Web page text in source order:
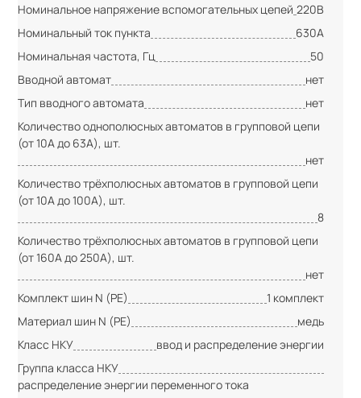
Номинальное напряжение вспомогательных цепей 220В
Номинальный ток пункта
630А
Номинальная частота, Гц
50
Вводной автомат
нет
Тип вводного автомата
нет
Количество однополюсных автоматов в групповой цепи
(от 10А до 63А), шт.
нет
Количество трёхполюсных автоматов в групповой цепи
(от 10А до 100А), шт.
8
Количество трёхполюсных автоматов в групповой цепи
(от 160А до 250А), шт.
нет
Комплект шин N (PE)
1 комплект
Материал шин N (PE)
медь
Класс НКУ
ввод и распределение энергии
Группа класса НКУ
распределение энергии переменного тока